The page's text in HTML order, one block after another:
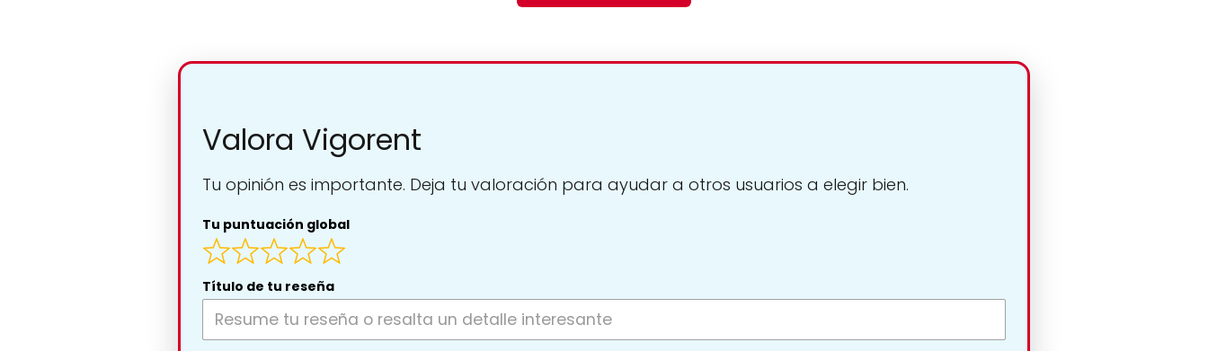
Valora Vigorent
Tu opinión es importante. Deja tu valoración para ayudar a otros usuarios a elegir bien.
Tu puntuación global
Título de tu reseña